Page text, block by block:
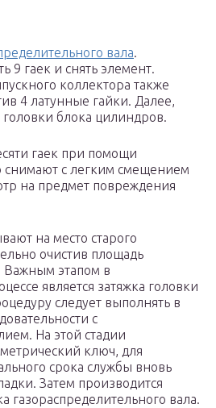
вала.
9 гаек и снять элемент.
коллектора также
4 латунные гайки. Далее,
блока цилиндров.
гаек при помощи
снимают с легким смещением
на предмет повреждения
на место старого
очистив площадь
Важным этапом в
является затяжка головки
следует выполнять в
с
На этой стадии
ключ, для
срока службы вновь
Затем производится
газораспределительного вала.